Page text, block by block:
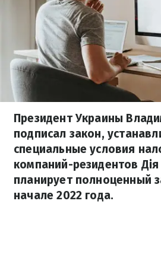
Президент Украины
подписал закон,
специальные условия
компаний-резидентов
планирует полноценный
начале 2022 года.